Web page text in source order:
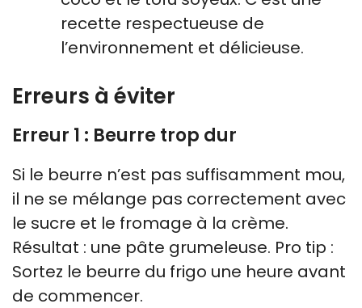
recette respectueuse de
l’environnement et délicieuse.
Erreurs à éviter
Erreur 1 : Beurre trop dur
Si le beurre n’est pas suffisamment mou,
il ne se mélange pas correctement avec
le sucre et le fromage à la crème.
Résultat : une pâte grumeleuse. Pro tip :
Sortez le beurre du frigo une heure avant
de commencer.